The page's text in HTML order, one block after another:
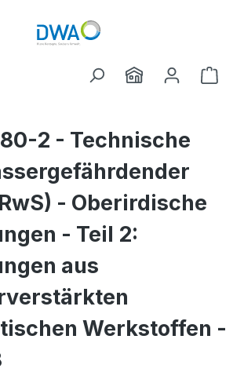
2 - Technische
- Oberirdische
- Teil 2:
aus
Werkstoffen -